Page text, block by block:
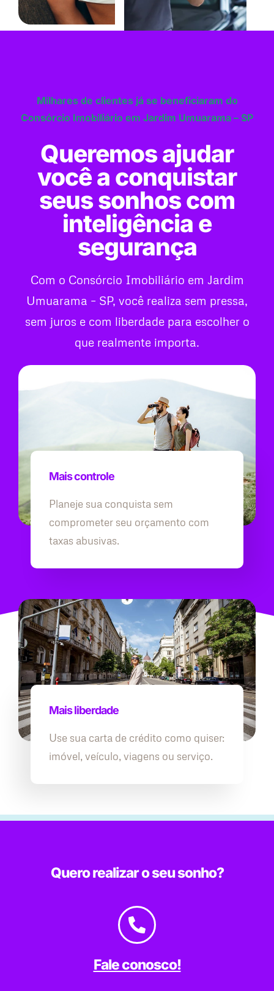
Milhares de clientes já se beneficiaram do
Consórcio Imobiliário em Jardim Umuarama – SP
Queremos ajudar
você a conquistar
seus sonhos com
inteligência e
segurança
Com o Consórcio Imobiliário em Jardim
Umuarama – SP, você realiza sem pressa,
sem juros e com liberdade para escolher o
que realmente importa.
Mais controle
Planeje sua conquista sem
comprometer seu orçamento com
taxas abusivas.
Mais liberdade
Use sua carta de crédito como quiser:
imóvel, veículo, viagens ou serviço.
Quero realizar o seu sonho?
Fale conosco!